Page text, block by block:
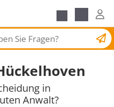
Scheidungsantrag
in
Anwalt?